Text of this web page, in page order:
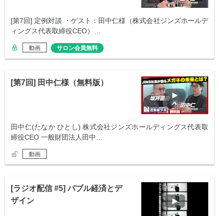
[第7回] 定例対談 ・ゲスト：田中仁様（株式会社ジンズホールデ
ィングス代表取締役CEO）…
動画 サロン会員無料
[第7回] 田中仁様（無料版）
田中仁(たなか ひとし) 株式会社ジンズホールディングス代表取
締役CEO 一般財団法人田中…
動画
[ラジオ配信 #5] バブル経済とデ
ザイン